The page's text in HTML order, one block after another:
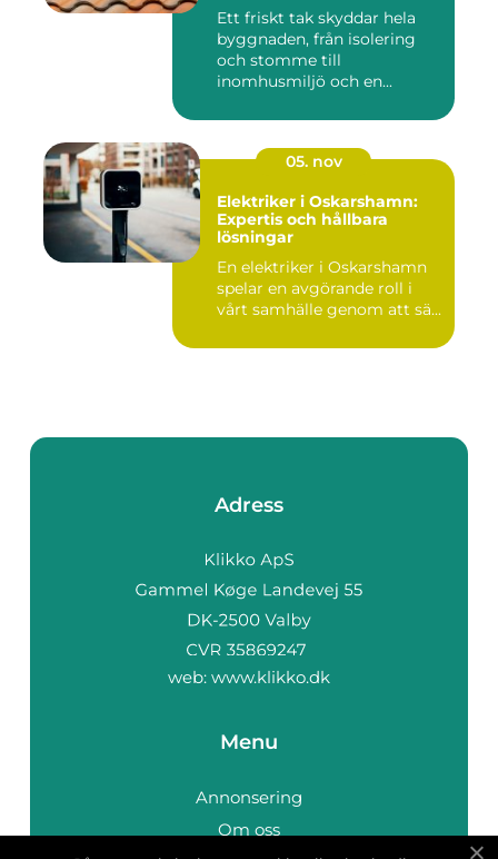
Ett friskt tak skyddar hela
byggnaden, från isolering
och stomme till
inomhusmiljö och en...
05. nov
Elektriker i Oskarshamn:
Expertis och hållbara
lösningar
En elektriker i Oskarshamn
spelar en avgörande roll i
vårt samhälle genom att sä...
Adress
web: www.klikko.dk
Menu
Annonsering
Om oss